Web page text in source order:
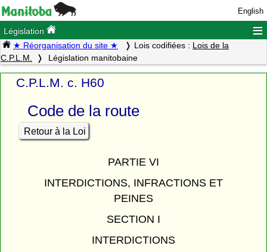
English
Législation ≡
★ Réorganisation du site ★ Lois codifiées : Lois de la
C.P.L.M.
Législation manitobaine
C.P.L.M. c. H60
Code de la route
Retour à la Loi
PARTIE VI
INTERDICTIONS, INFRACTIONS ET
PEINES
SECTION I
INTERDICTIONS